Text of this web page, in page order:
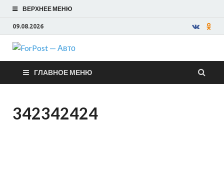
ВЕРХНЕЕ МЕНЮ
09.08.2026
ForPost —
Авто
ГЛАВНОЕ МЕНЮ
342342424